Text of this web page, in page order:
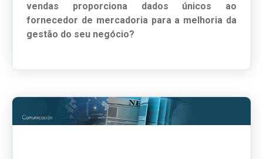
vendas proporciona dados únicos ao
fornecedor de mercadoria para a melhoria da
gestão do seu negócio?